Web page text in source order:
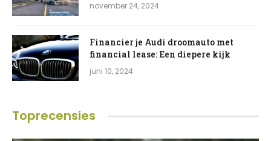
november 24, 2024
Financier je Audi droomauto met
financial lease: Een diepere kijk
juni 10, 2024
Toprecensies